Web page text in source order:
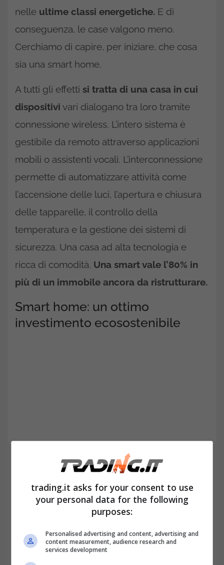
nelle ultime classi energetiche. E di
conseguenza, le case valgono meno.
Cerchiamo di capire, per iniziare, che cosa
sia una smart home.
A tutti gli effetti si tratta di una casa in cui
dispositivi vari dialogano tra loro tramite
connessione wireless. L’intero sistema è
gestibile da remoto attraverso applicazioni
mobili o assistenti vocali. L’interconnessione
permette di automatizzare attività come
l’accensione delle luci, l’apertura e chiusura
delle tapparelle, il controllo della
temperatura e la gestione dei sistemi di
sicurezza. Una casa ad alta tecnologia e
ricca di comodità. Una smart vale l’80% in
più di un immobile ancora da ristrutturare.
Smart home: un ottimo
investimento ecosostenibile
I dati per quanto riguarda gli immobili in
Italia sono impietosi:il 75% degli immobili
del nostro patrimonio nazionale
ancora nelle tre peggiori classi
energetiche,ecco perché il valore
trading.it asks for your consent to use
your personal data for the following
purposes:
Personalised advertising and content, advertising and
content measurement, audience research and
services development